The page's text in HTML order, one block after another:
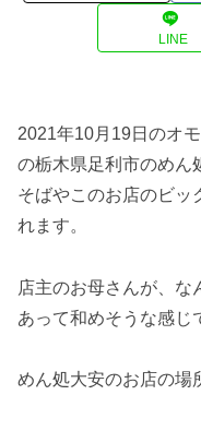
LINE
2021年10月19日のオ
の栃木県足利市のめん
そばやこのお店のビッ
れます。
店主のお母さんが、な
あって和めそうな感じ
めん処大安のお店の場